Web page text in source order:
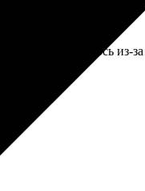
исказилось из-